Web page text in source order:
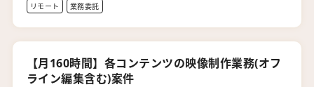
リモート 業務委託
【月160時間】各コンテンツの映像制作業務(オフ
ライン編集含む)案件